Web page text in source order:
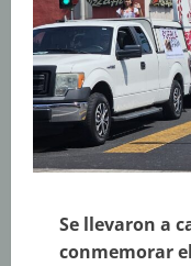
Se llevaron a
conmemorar